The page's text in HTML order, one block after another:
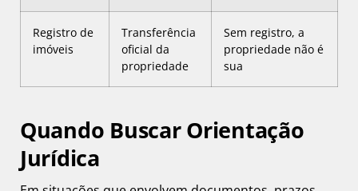
Registro de
imóveis
Transferência
oficial da
propriedade
Sem registro, a
propriedade não é
sua
Quando Buscar Orientação
Jurídica